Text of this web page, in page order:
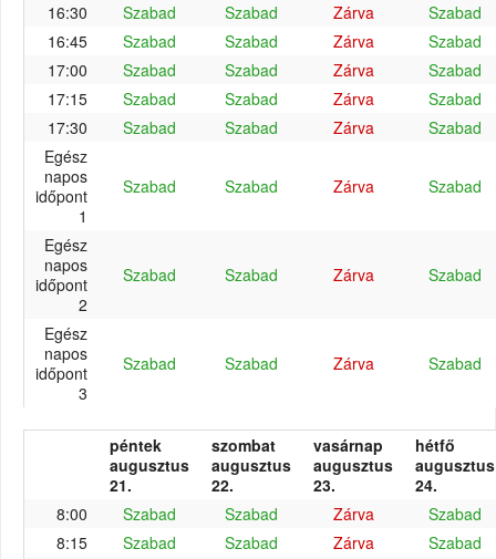
16:30 Szabad Szabad Zárva
Szabad
16:45
Szabad Szabad Zárva
Szabad
17:00
Szabad Szabad Zárva
Szabad
17:15
Szabad Szabad Zárva
Szabad
17:30
Szabad Szabad Zárva
Szabad
Egész
napos
időpont
1
Szabad Szabad Zárva Szabad
Egész
napos
időpont
2
Szabad Szabad Zárva Szabad
Egész
napos
időpont
3
Szabad Szabad Zárva Szabad
péntek
augusztus
21.
szombat
augusztus
22.
vasárnap
augusztus
23.
hétfő
augusztus
24.
8:00
Szabad Szabad Zárva
Szabad
8:15
Szabad Szabad Zárva
Szabad